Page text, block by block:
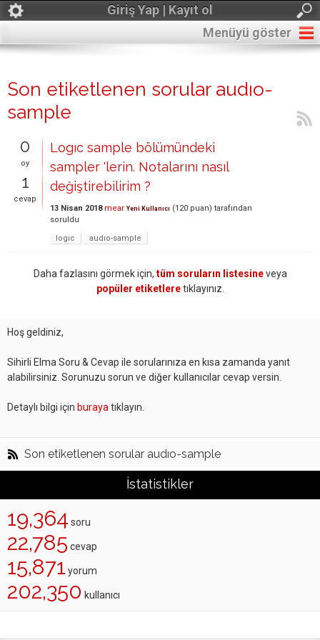
Giriş Yap | Kayıt ol
Menüyü göster
Son etiketlenen sorular audıo-
sample
0
oy
1
cevap
Logıc sample bölümündeki
sampler 'lerin. Notalarını nasıl
değiştirebilirim ?
13 Nisan 2018 mear Yeni Kullanıcı (120 puan) tarafından
soruldu
logıc
audıo-sample
Daha fazlasını görmek için, tüm soruların listesineveya
popüler etiketleretıklayınız.
Hoş geldiniz,
Sihirli Elma Soru & Cevap ile sorularınıza en kısa zamanda yanıt
alabilirsiniz. Sorunuzu sorun ve diğer kullanıcılar cevap versin.
Detaylı bilgi için buraya tıklayın.
Son etiketlenen sorular audıo-sample
İstatistikler
19,364 soru
22,785 cevap
15,871 yorum
202,350 kullanıcı